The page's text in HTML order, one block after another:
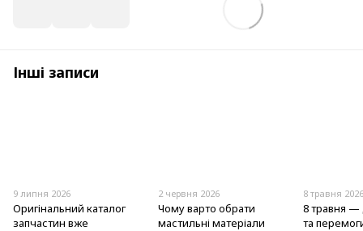
Інші записи
9 липня 2026
Оригінальний каталог
запчастин вже
2 червня 2026
Чому варто обрати
мастильні матеріали
8 травня
8 травня —
та